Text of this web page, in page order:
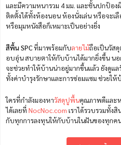
และมีความหนารวม 4 มม. และชั้นปกป้อง
ติดตั้งได้ทั้งห้องนอน ห้องนั่งเล่น หรือจะเ
หรือมุมหนังสือก็เหมาะเป็นอย่างยิ่ง
สีพื้น SPCที่มาพร้อมกับลายไม้ถือเป็นวัส
อบอุ่น สบายตาให้กับบ้านได้มากยิ่งขึ้น นอ
จะช่วยทำให้บ้านน่าอยู่มากขึ้นแล้ว ยังดูแล
ทั้งค่าบำรุงรักษาและการซ่อมแซม ช่วยให้
ใครที่กำลังมองหาวัสดุปูพื้นคุณภาพดีและห
ได้เลยที่ NocNoc.com เราได้รวบรวมทั้ง
กับทุกการลงทุนให้กับบ้านในฝันของทุกค